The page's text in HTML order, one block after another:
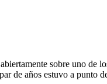
sobre uno de
de años estuvo a